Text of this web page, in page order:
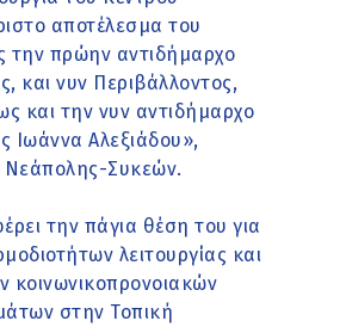
αποτέλεσμα του
την πρώην αντιδήμαρχο
και νυν Περιβάλλοντος,
και την νυν αντιδήμαρχο
Ιωάννα Αλεξιάδου»,
Νεάπολης-Συκεών.
την πάγια θέση του για
λειτουργίας και
κοινωνικοπρονοιακών
στην Τοπική